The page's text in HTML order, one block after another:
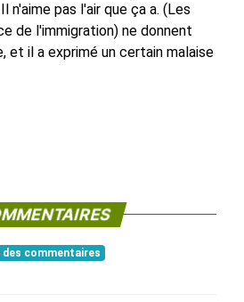
n'aime pas l'air que ça a. (Les
de l'immigration) ne donnent
et il a exprimé un certain malaise
commentaires